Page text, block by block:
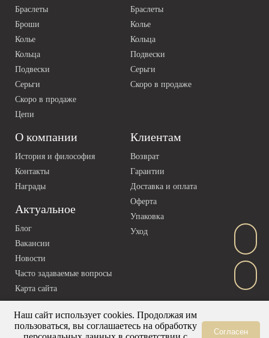
О компании
История и философия
Контакты
Награды
Актуальное
Блог
Вакансии
Новости
Часто задаваемые вопросы
Карта сайта
Клиентам
Возврат
Гарантии
Доставка и оплата
Оферта
Упаковка
Уход
Браслеты
Броши
Колье
Кольца
Подвески
Серьги
Скоро в продаже
Цепи
Браслеты
Колье
Кольца
Подвески
Серьги
Скоро в продаже
Наш сайт использует cookies. Продолжая им
пользоваться, вы соглашаетесь на обработку
Согласен